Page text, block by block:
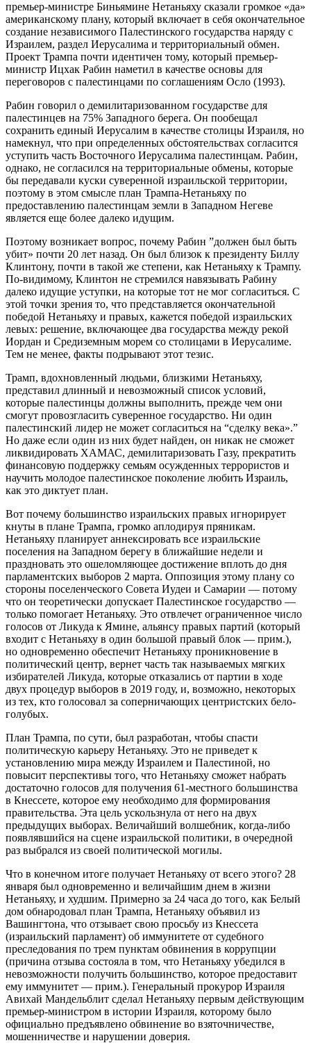
премьер-министре Биньямине Нетаньяху сказали громкое «да»
американскому плану, который включает в себя окончательное
создание независимого Палестинского государства наряду с
Израилем, раздел Иерусалима и территориальный обмен.
Проект Трампа почти идентичен тому, который премьер-
министр Ицхак Рабин наметил в качестве основы для
переговоров с палестинцами по соглашениям Осло (1993).
Рабин говорил о демилитаризованном государстве для
палестинцев на 75% Западного берега. Он пообещал
сохранить единый Иерусалим в качестве столицы Израиля, но
намекнул, что при определенных обстоятельствах согласится
уступить часть Восточного Иерусалима палестинцам. Рабин,
однако, не согласился на территориальные обмены, которые
бы передавали куски суверенной израильской территории,
поэтому в этом смысле план Трампа-Нетаньяху по
предоставлению палестинцам земли в Западном Негеве
является еще более далеко идущим.
Поэтому возникает вопрос, почему Рабин ”должен был быть
убит» почти 20 лет назад. Он был близок к президенту Биллу
Клинтону, почти в такой же степени, как Нетаньяху к Трампу.
По-видимому, Клинтон не стремился навязывать Рабину
далеко идущие уступки, на которые тот не мог согласиться. С
этой точки зрения то, что представляется окончательной
победой Нетаньяху и правых, кажется победой израильских
левых: решение, включающее два государства между рекой
Иордан и Средиземным морем со столицами в Иерусалиме.
Тем не менее, факты подрывают этот тезис.
Трамп, вдохновленный людьми, близкими Нетаньяху,
представил длинный и невозможный список условий,
которые палестинцы должны выполнить, прежде чем они
смогут провозгласить суверенное государство. Ни один
палестинский лидер не может согласиться на “сделку века».”
Но даже если один из них будет найден, он никак не сможет
ликвидировать ХАМАС, демилитаризовать Газу, прекратить
финансовую поддержку семьям осужденных террористов и
научить молодое палестинское поколение любить Израиль,
как это диктует план.
Вот почему большинство израильских правых игнорирует
кнуты в плане Трампа, громко аплодируя пряникам.
Нетаньяху планирует аннексировать все израильские
поселения на Западном берегу в ближайшие недели и
праздновать это ошеломляющее достижение вплоть до дня
парламентских выборов 2 марта. Оппозиция этому плану со
стороны поселенческого Совета Иудеи и Самарии — потому
что он теоретически допускает Палестинское государство —
только помогает Нетаньяху. Это отвлечет ограниченное число
голосов от Ликуда к Ямине, альянсу правых партий (который
входит с Нетаньяху в один большой правый блок — прим.),
но одновременно обеспечит Нетаньяху проникновение в
политический центр, вернет часть так называемых мягких
избирателей Ликуда, которые отказались от партии в ходе
двух процедур выборов в 2019 году, и, возможно, некоторых
из тех, кто голосовал за соперничающих центристских бело-
голубых.
План Трампа, по сути, был разработан, чтобы спасти
политическую карьеру Нетаньяху. Это не приведет к
установлению мира между Израилем и Палестиной, но
повысит перспективы того, что Нетаньяху сможет набрать
достаточно голосов для получения 61-местного большинства
в Кнессете, которое ему необходимо для формирования
правительства. Эта цель ускользнула от него на двух
предыдущих выборах. Величайший волшебник, когда-либо
появлявшийся на сцене израильской политики, в очередной
раз выбрался из своей политической могилы.
Что в конечном итоге получает Нетаньяху от всего этого? 28
января был одновременно и величайшим днем в жизни
Нетаньяху, и худшим. Примерно за 24 часа до того, как Белый
дом обнародовал план Трампа, Нетаньяху объявил из
Вашингтона, что отзывает свою просьбу из Кнессета
(израильский парламент) об иммунитете от судебного
преследования по трем пунктам обвинения в коррупции
(причина отзыва состояла в том, что Нетаньяху убедился в
невозможности получить большинство, которое предоставит
ему иммунитет — прим.). Генеральный прокурор Израиля
Авихай Мандельблит сделал Нетаньяху первым действующим
премьер-министром в истории Израиля, которому было
официально предъявлено обвинение во взяточничестве,
мошенничестве и нарушении доверия.